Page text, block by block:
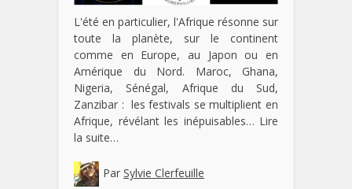
L'été en particulier, l'Afrique résonne sur
toute la planète, sur le continent
comme en Europe, au Japon ou en
Amérique du Nord. Maroc, Ghana,
Nigeria, Sénégal, Afrique du Sud,
Zanzibar : les festivals se multiplient en
Afrique, révélant les inépuisables… Lire
la suite…
Par Sylvie Clerfeuille